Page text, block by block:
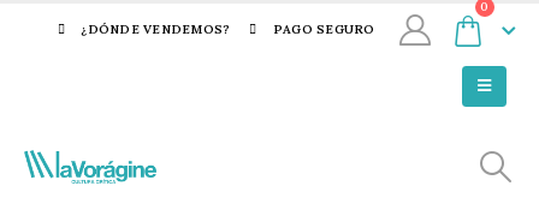
¿DÓNDE VENDEMOS? PAGO SEGURO
0